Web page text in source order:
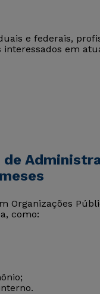
e federais,
em
Organizações
como: